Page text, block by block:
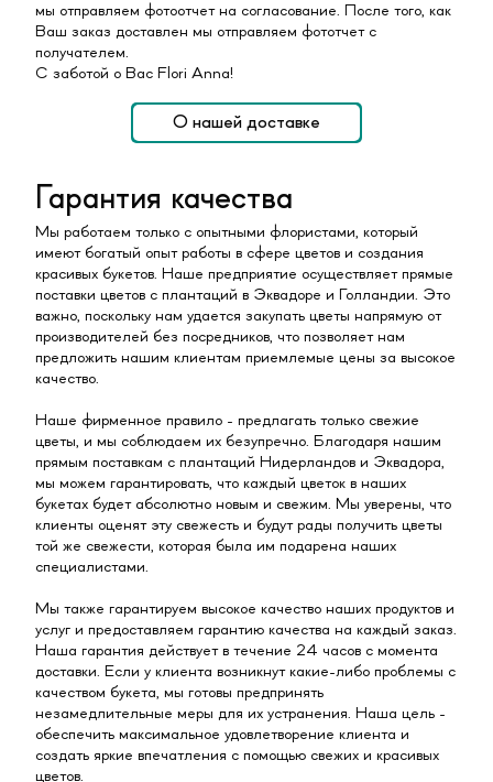
мы отправляем фотоотчет на согласование. После того, как
Ваш заказ доставлен мы отправляем фототчет с
получателем.
С заботой о Вас Flori Anna!
О нашей доставке
Гарантия качества
Мы работаем только с опытными флористами, который
имеют богатый опыт работы в сфере цветов и создания
красивых букетов. Наше предприятие осуществляет прямые
поставки цветов с плантаций в Эквадоре и Голландии. Это
важно, поскольку нам удается закупать цветы напрямую от
производителей без посредников, что позволяет нам
предложить нашим клиентам приемлемые цены за высокое
качество.
Наше фирменное правило - предлагать только свежие
цветы, и мы соблюдаем их безупречно. Благодаря нашим
прямым поставкам с плантаций Нидерландов и Эквадора,
мы можем гарантировать, что каждый цветок в наших
букетах будет абсолютно новым и свежим. Мы уверены, что
клиенты оценят эту свежесть и будут рады получить цветы
той же свежести, которая была им подарена наших
специалистами.
Мы также гарантируем высокое качество наших продуктов и
услуг и предоставляем гарантию качества на каждый заказ.
Наша гарантия действует в течение 24 часов с момента
доставки. Если у клиента возникнут какие-либо проблемы с
качеством букета, мы готовы предпринять
незамедлительные меры для их устранения. Наша цель -
обеспечить максимальное удовлетворение клиента и
создать яркие впечатления с помощью свежих и красивых
цветов.